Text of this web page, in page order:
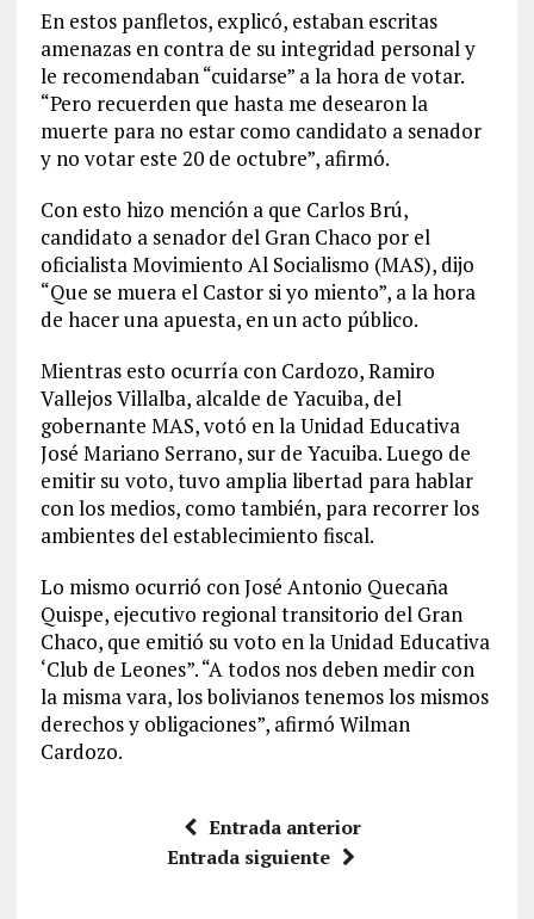
En estos panfletos, explicó, estaban escritas
amenazas en contra de su integridad personal y
le recomendaban “cuidarse” a la hora de votar.
“Pero recuerden que hasta me desearon la
muerte para no estar como candidato a senador
y no votar este 20 de octubre”, afirmó.
Con esto hizo mención a que Carlos Brú,
candidato a senador del Gran Chaco por el
oficialista Movimiento Al Socialismo (MAS), dijo
“Que se muera el Castor si yo miento”, a la hora
de hacer una apuesta, en un acto público.
Mientras esto ocurría con Cardozo, Ramiro
Vallejos Villalba, alcalde de Yacuiba, del
gobernante MAS, votó en la Unidad Educativa
José Mariano Serrano, sur de Yacuiba. Luego de
emitir su voto, tuvo amplia libertad para hablar
con los medios, como también, para recorrer los
ambientes del establecimiento fiscal.
Lo mismo ocurrió con José Antonio Quecaña
Quispe, ejecutivo regional transitorio del Gran
Chaco, que emitió su voto en la Unidad Educativa
‘Club de Leones”. “A todos nos deben medir con
la misma vara, los bolivianos tenemos los mismos
derechos y obligaciones”, afirmó Wilman
Cardozo.
Entrada anterior
Entrada siguiente